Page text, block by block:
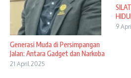
Generasi Muda di Persimpangan
Jalan: Antara Gadget dan Narkoba
21 April 2025
9